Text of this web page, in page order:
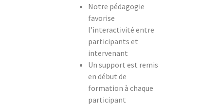
Notre pédagogie
favorise
l’interactivité entre
participants et
intervenant
Un support est remis
en début de
formation à chaque
participant